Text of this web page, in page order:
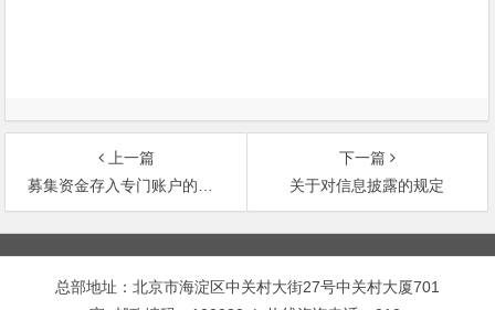
上一篇
募集资金存入专门账户的规定
下一篇
关于对信息披露的规定
文
章
总部地址：北京市海淀区中关村大街27号中关村大厦701